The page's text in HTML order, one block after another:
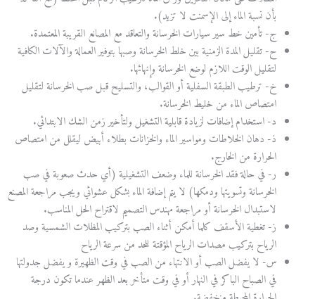
بأن نسبة الماء إلى الإسمنت لا تزيد).
ج‌- تأمين خط سير سيارات الخرسانة والتعاقد مع المصانع القريبة المعتمدة.
ح‌- تقليل المدة الزمنية بين خلط الخرسانة وصبها بتوفير العمالة والآلات الكافية
لتقليل الوقت اللازم لوضع الخرسانة وإنهائها.
خ‌- ترطيب الطبقة السفلية أو القوالب، والتسليح قبل صب الخرسانة لتقليل
امتصاص الماء من خليط الخرسانة.
د‌- استخدام إضافات لزيادة قابلية التشغيل ولتأخير زمن الشك الابتدائي.
ذ‌- دهان الخلاطات ومواسير الماء والخزانات بطلاء أبيض ليقلل من امتصاص
الحرارة من الخارج.
ر‌- في حالة فقد الخرسانة للماء وضعف التشغيلية (أي حدث صعوبة في صب
الخرسانة وتسويتها ودمكها) لا يتم إضافة الماء بشكل عشوائي ويجب مراجعة المصنع
لاستبدال الخرسانة أو مراجعة مهندس التصميم لاقتراح الحل المناسب.
ز‌- تغطية الأسقف كلما أمكن أثناء الصب بتركيب المظلات الشمسية وصد
الرياح بتركيب مصدات الرياح المؤقتة للحد من سرعة الرياح
س‌- لا يفضل الصب أو الانتهاء من الصب في وقت الظهيرة و يفضل جدولتها
في الصباح الباكر في النهار أو في وقت متأخر بعد الظهر عندما تكون درجة